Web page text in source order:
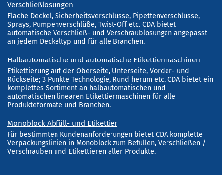
Verschließlösungen
Flache Deckel, Sicherheitsverschlüsse, Pipettenverschlüsse,
Sprays, Pumpenverschlüße, Twist-Off etc. CDA bietet
automatische Verschließ- und Verschraublösungen angepasst
an jedem Deckeltyp und für alle Branchen.
Halbautomatische und automatische Etikettiermaschinen
Etikettierung auf der Oberseite, Unterseite, Vorder- und
Rückseite; 3 Punkte Technologie, Rund herum etc. CDA bietet ein
komplettes Sortiment an halbautomatischen und
automatischen linearen Etikettiermaschinen für alle
Produkteformate und Branchen.
Monoblock Abfüll- und Etikettier
Für bestimmten Kundenanforderungen bietet CDA komplette
Verpackungslinien in Monoblock zum Befüllen, Verschließen /
Verschrauben und Etikettieren aller Produkte.